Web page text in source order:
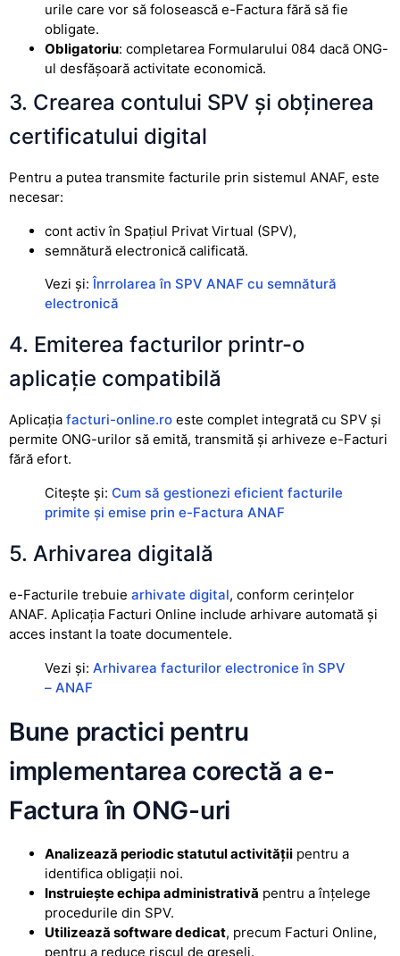
urile care vor să folosească e-Factura fără să fie
obligate.
Obligatoriu: completarea Formularului 084 dacă ONG-
ul desfășoară activitate economică.
3. Crearea contului SPV și obținerea
certificatului digital
Pentru a putea transmite facturile prin sistemul ANAF, este
necesar:
cont activ în Spațiul Privat Virtual (SPV),
semnătură electronică calificată.
Vezi și:Înrrolarea în SPV ANAF cu semnătură
electronică
4. Emiterea facturilor printr-o
aplicație compatibilă
Aplicația facturi-online.ro este complet integrată cu SPV și
permite ONG-urilor să emită, transmită și arhiveze e-Facturi
fără efort.
Citește și: Cum să gestionezi eficient facturile
primite și emise prin e-Factura ANAF
5. Arhivarea digitală
e-Facturile trebuie arhivate digital, conform cerințelor
ANAF. Aplicația Facturi Online include arhivare automată și
acces instant la toate documentele.
Vezi și: Arhivarea facturilor electronice în SPV
– ANAF
Bune practici pentru
implementarea corectă a e-
Factura în ONG-uri
Analizează periodic statutul activității pentru a
identifica obligații noi.
Instruiește echipa administrativă pentru a înțelege
procedurile din SPV.
Utilizează software dedicat, precum Facturi Online,
pentru a reduce riscul de greșeli.